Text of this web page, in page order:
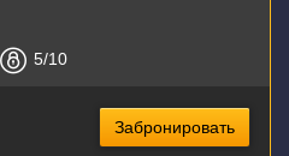
5/10
Забронировать